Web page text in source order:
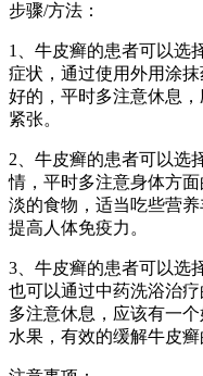
步骤/方法：
1、牛皮癣的患者可以选
症状，通过使用外用涂
好的，平时多注意休息
紧张。
2、牛皮癣的患者可以选
情，平时多注意身体方
淡的食物，适当吃些营
提高人体免疫力。
3、牛皮癣的患者可以选
也可以通过中药洗浴治
多注意休息，应该有一
水果，有效的缓解牛皮癣